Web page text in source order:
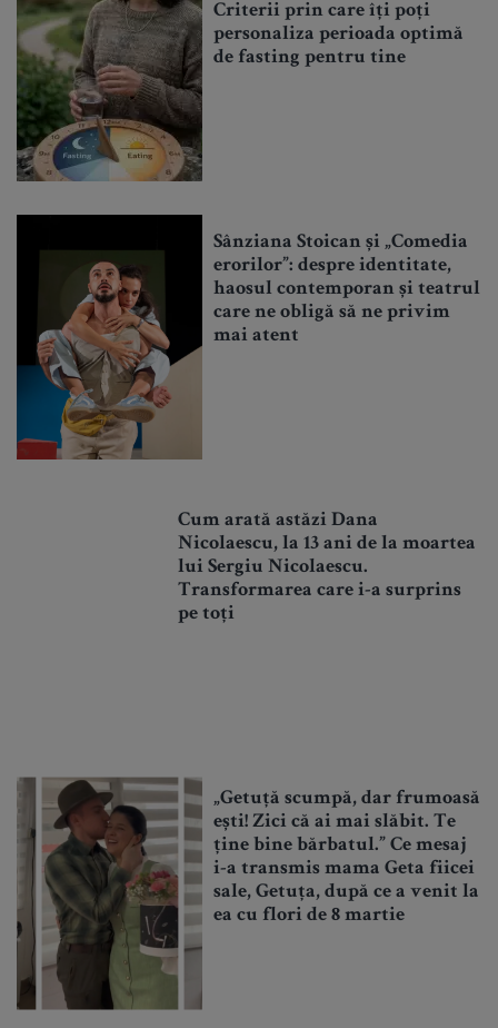
Criterii prin care îți poți
personaliza perioada optimă
de fasting pentru tine
Sânziana Stoican și „Comedia
erorilor”: despre identitate,
haosul contemporan și teatrul
care ne obligă să ne privim
mai atent
Cum arată astăzi Dana
Nicolaescu, la 13 ani de la moartea
lui Sergiu Nicolaescu.
Transformarea care i-a surprins
pe toți
„Getuță scumpă, dar frumoasă
ești! Zici că ai mai slăbit. Te
ține bine bărbatul.” Ce mesaj
i-a transmis mama Geta fiicei
sale, Getuța, după ce a venit la
ea cu flori de 8 martie